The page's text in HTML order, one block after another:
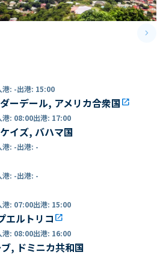
keyboard_arrow_right
港: -出港: 15:00
ーデール, アメリカ合衆国open_in_new
港: 08:00出港: 17:00
イズ, バハマ国
港: -出港: -
港: -出港: -
港: 07:00出港: 15:00
エルトリコ open_in_new
港: 08:00出港: 16:00
, ドミニカ共和国